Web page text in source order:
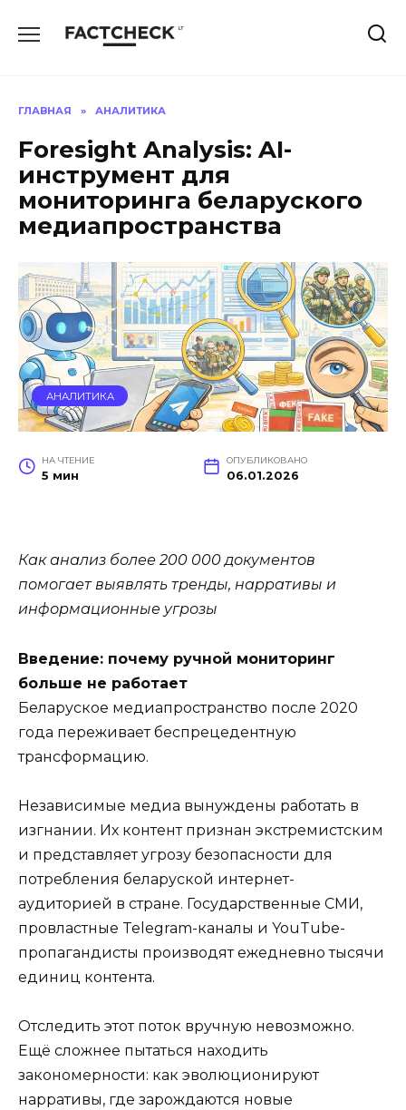
ГЛАВНАЯ » АНАЛИТИКА
Foresight Analysis: AI-
инструмент для
мониторинга беларуского
медиапространства
АНАЛИТИКА
НА ЧТЕНИЕ
5 мин
ОПУБЛИКОВАНО
06.01.2026
Как анализ более 200 000 документов
помогает выявлять тренды, нарративы и
информационные угрозы
Введение: почему ручной мониторинг
больше не работает
Беларуское медиапространство после 2020
года переживает беспрецедентную
трансформацию.
Независимые медиа вынуждены работать в
изгнании. Их контент признан экстремистским
и представляет угрозу безопасности для
потребления беларуской интернет-
аудиторией в стране. Государственные СМИ,
провластные Telegram-каналы и YouTube-
пропагандисты производят ежедневно тысячи
единиц контента.
Отследить этот поток вручную невозможно.
Ещё сложнее пытаться находить
закономерности: как эволюционируют
нарративы, где зарождаются новые